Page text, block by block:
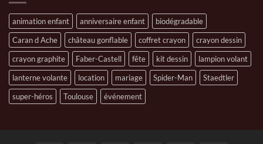
animation enfant anniversaire enfant
biodégradable
Caran d Ache
château gonflable coffret crayon
crayon dessin
crayon graphite
Faber-Castell fête kit dessin
lampion volant
lanterne volante
location mariage Spider-Man
Staedtler
super-héros
Toulouse événement